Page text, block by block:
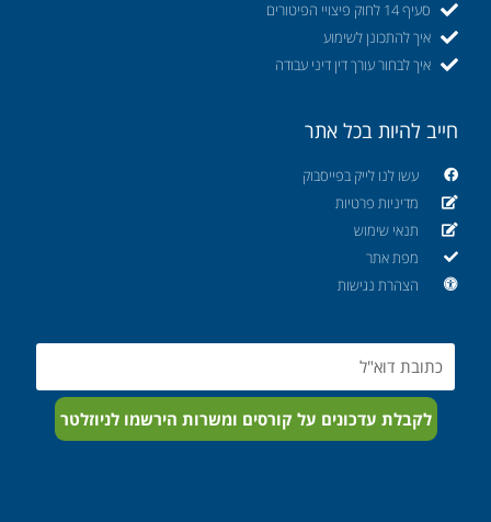
סעיף 14 לחוק פיצויי הפיטורים
איך להתכונן לשימוע
איך לבחור עורך דין דיני עבודה
חייב להיות בכל אתר
עשו לנו לייק בפייסבוק
מדיניות פרטיות
תנאי שימוש
מפת אתר
הצהרת נגישות
Email
לקבלת עדכונים על קורסים ומשרות הירשמו לניוזלטר